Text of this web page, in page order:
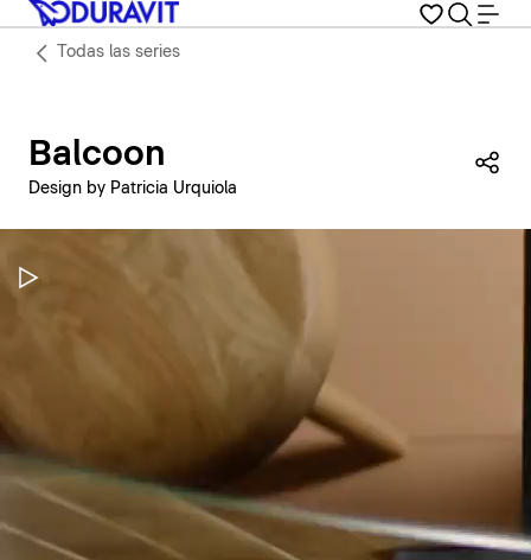
Todas las series
Balcoon
Design by Patricia Urquiola
Pausar vídeo